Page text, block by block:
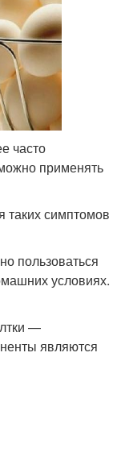
часто
применять
таких симптомов
пользоваться
условиях.
—
являются